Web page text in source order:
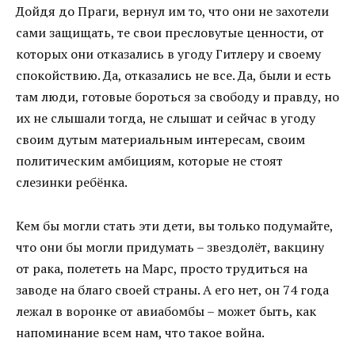
Дойдя до Праги, вернул им то, что они не захотели
сами защищать, те свои пресловутые ценности, от
которых они отказались в угоду Гитлеру и своему
спокойствию. Да, отказались не все. Да, были и есть
там люди, готовые бороться за свободу и правду, но
их не слышали тогда, не слышат и сейчас в угоду
своим дутым материальным интересам, своим
политическим амбициям, которые не стоят
слезинки ребёнка.
Кем бы могли стать эти дети, вы только подумайте,
что они бы могли придумать – звездолёт, вакцину
от рака, полететь на Марс, просто трудиться на
заводе на благо своей страны. А его нет, он 74 года
лежал в воронке от авиабомбы – может быть, как
напоминание всем нам, что такое война.